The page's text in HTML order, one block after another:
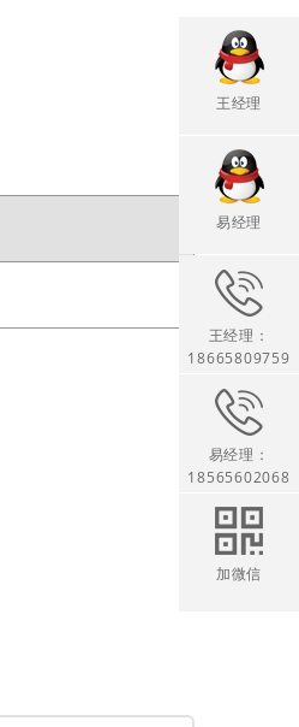
王经理
易经理
王经理：
18665809759
易经理：
18565602068
加微信